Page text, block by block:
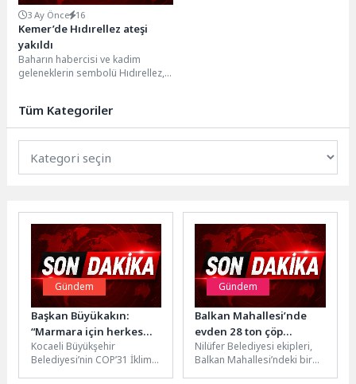
3 Ay Önce 16
Kemer’de Hıdırellez ateşi
yakıldı
Baharın habercisi ve kadim
geleneklerin sembolü Hıdırellez,
Tüm Kategoriler
Gündem
Başkan Büyükakın:
“Marmara için herkes
elini taşın altına koymalı”
Kocaeli Büyükşehir
Belediyesi’nin COP’31 İklim
Gündem
Balkan Mahallesi’nde
evden 28 ton çöp
çıkarıldı
Nilüfer Belediyesi ekipleri,
Balkan Mahallesi’ndeki bir